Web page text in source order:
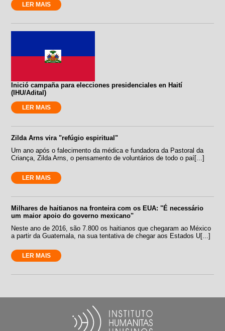
LER MAIS
Inició campaña para elecciones presidenciales en Haití
(IHU/Adital)
LER MAIS
Zilda Arns vira "refúgio espiritual"
Um ano após o falecimento da médica e fundadora da Pastoral da
Criança, Zilda Arns, o pensamento de voluntários de todo o paí[...]
LER MAIS
Milhares de haitianos na fronteira com os EUA: "É necessário
um maior apoio do governo mexicano"
Neste ano de 2016, são 7.800 os haitianos que chegaram ao México
a partir da Guatemala, na sua tentativa de chegar aos Estados U[...]
LER MAIS